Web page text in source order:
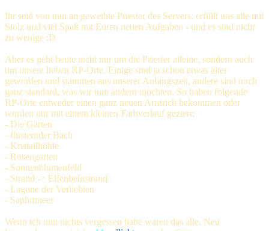
Ihr seid von nun an geweihte Priester des Servers, erfüllt uns alle mit
Stolz und viel Spaß mit Euren neuen Aufgaben - und es sind nicht
zu wenige :D
Aber es geht heute nicht nur um die Priester alleine, sondern auch
um unsere lieben RP-Orte. Einige sind ja schon etwas älter
geworden und stammen aus unserer Anfangszeit, andere sind noch
ganz standard, was wir nun ändern möchten. So haben folgende
RP-Orte entweder einen ganz neuen Anstrich bekommen oder
wurden nur mit einem kleinen Farbverlauf geziert:
- Die Gärten
- flüsternder Bach
- Kristallhöhle
- Rosengarten
- Sonnenblumenfeld
- Strand -> Elfenbeinstrand
- Lagune der Verliebten
- Saphirmeer
Wenn ich nun nichts vergessen habe waren das alle. Neu